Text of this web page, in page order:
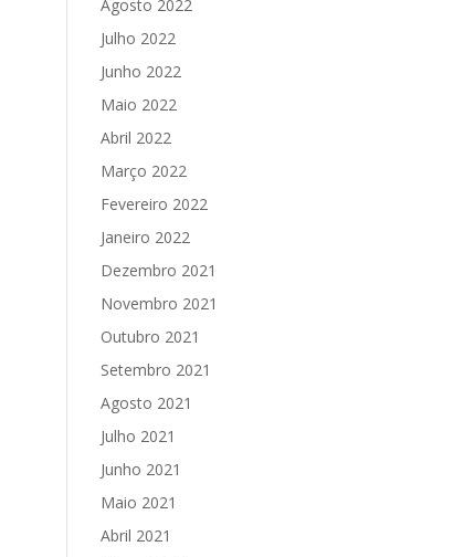
Agosto 2022
Julho 2022
Junho 2022
Maio 2022
Abril 2022
Março 2022
Fevereiro 2022
Janeiro 2022
Dezembro 2021
Novembro 2021
Outubro 2021
Setembro 2021
Agosto 2021
Julho 2021
Junho 2021
Maio 2021
Abril 2021